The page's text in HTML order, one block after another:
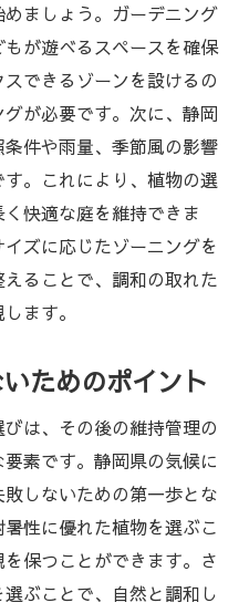
ましょう。ガーデニング
が遊べるスペースを確保
できるゾーンを設けるの
が必要です。次に、静岡
件や雨量、季節風の影響
。これにより、植物の選
快適な庭を維持できま
ズに応じたゾーニングを
ることで、調和の取れた
ます。
ためのポイント
は、その後の維持管理の
素です。静岡県の気候に
しないための第一歩とな
性に優れた植物を選ぶこ
保つことができます。さ
ぶことで、自然と調和し